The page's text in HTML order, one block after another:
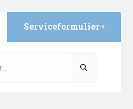
Serviceformulier